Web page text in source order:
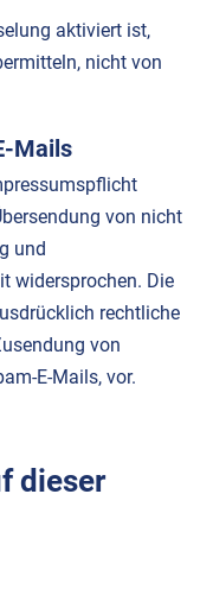
aktiviert ist,
nicht von
Mails
von nicht
und
widersprochen. Die
rechtliche
von
E-Mails, vor.
dieser